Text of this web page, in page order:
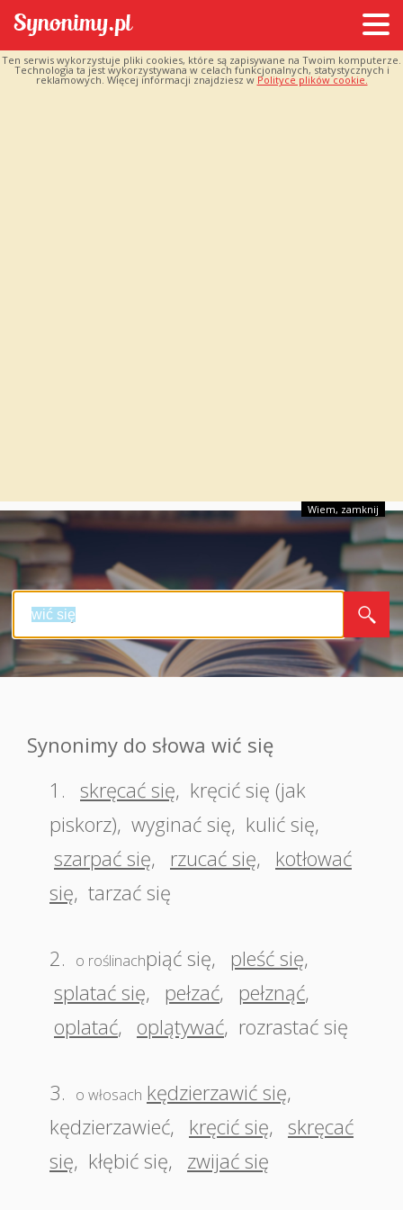
Ten serwis wykorzystuje pliki cookies, które są zapisywane na Twoim komputerze.
Technologia ta jest wykorzystywana w celach funkcjonalnych, statystycznych i
reklamowych. Więcej informacji znajdziesz w Polityce plików cookie.
Wiem, zamknij
Synonimy do słowa wić się
1.
skręcać się, kręcić się (jak
piskorz), wyginać się, kulić się,
szarpać się, rzucać się,
kotłować
się, tarzać się
2. o roślinachpiąć się, pleść się,
splatać się, pełzać, pełznąć,
oplatać, oplątywać, rozrastać się
3. o włosach kędzierzawić się,
kędzierzawieć, kręcić się,
skręcać
się, kłębić się, zwijać się